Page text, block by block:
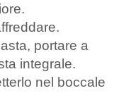
portare a
integrale.
nel boccale